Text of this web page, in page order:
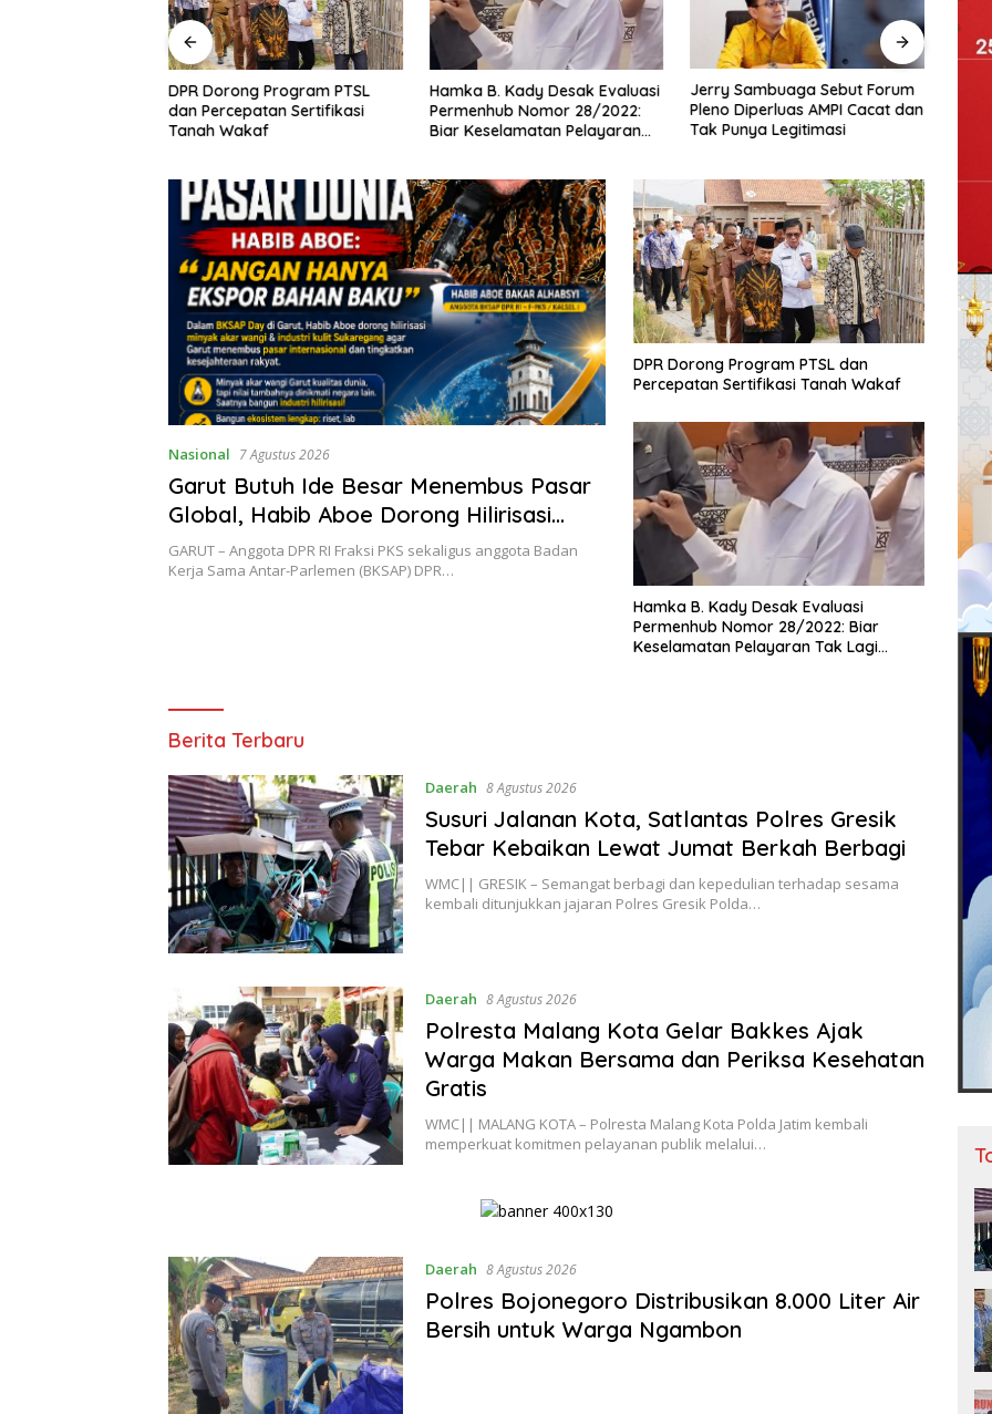
DPR Dorong Program PTSL
dan Percepatan Sertifikasi
Tanah Wakaf
Hamka B. Kady Desak Evaluasi
Permenhub Nomor 28/2022:
Biar Keselamatan Pelayaran
Jerry Sambuaga Sebut Forum
Pleno Diperluas AMPI Cacat dan
Tak Punya Legitimasi
Nasional 7 Agustus 2026
Garut Butuh Ide Besar Menembus Pasar
Global, Habib Aboe Dorong Hilirisasi
Potensi Daerah
GARUT – Anggota DPR RI Fraksi PKS sekaligus anggota Badan
Kerja Sama Antar-Parlemen (BKSAP) DPR…
DPR Dorong Program PTSL dan
Percepatan Sertifikasi Tanah Wakaf
Hamka B. Kady Desak Evaluasi
Permenhub Nomor 28/2022: Biar
Keselamatan Pelayaran Tak Lagi
Warta
Berita Terbaru
Daerah 8 Agustus 2026
Susuri Jalanan Kota, Satlantas Polres Gresik
Tebar Kebaikan Lewat Jumat Berkah Berbagi
WMC|| GRESIK – Semangat berbagi dan kepedulian terhadap sesama
kembali ditunjukkan jajaran Polres Gresik Polda…
Daerah 8 Agustus 2026
Polresta Malang Kota Gelar Bakkes Ajak
Warga Makan Bersama dan Periksa Kesehatan
Gratis
WMC|| MALANG KOTA – Polresta Malang Kota Polda Jatim kembali
memperkuat komitmen pelayanan publik melalui…
Daerah 8 Agustus 2026
Polres Bojonegoro Distribusikan 8.000 Liter Air
Bersih untuk Warga Ngambon